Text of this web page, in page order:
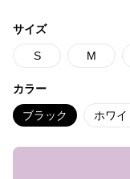
サイズ
S M
カラー
ブラック ホワイ